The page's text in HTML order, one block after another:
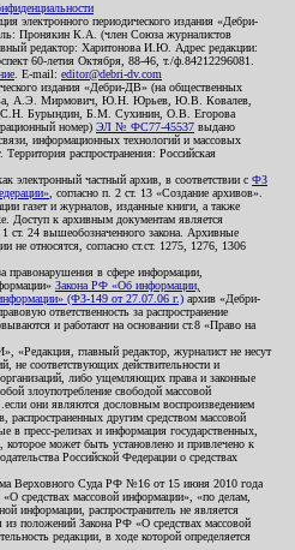
электронного периодического издания «Дебри-
Пронякин К.А. (член Союза журналистов
редактор: Харитонова И.Ю. Адрес редакции:
60-летия Октября, 88-46, т./ф.84212296081.
. E-mail: editor@debri-dv.com
издания «Дебри-ДВ» (на общественных
А.Э. Мирмович, Ю.Н. Юрьев, Ю.В. Ковалев,
Бурындин, Б.М. Сухинин, О.В. Егорова
номер) ЭЛ № ФС77-45537 выдано
информационных технологий и массовых
распространения: Российская
электронный частный архив, в соответствии с ФЗ
, согласно п. 2 ст. 13 «Создание архивов».
газет и журналов, изданные книги, а также
Доступ к архивным документам является
ст. 24 вышеобозначенного закона. Архивные
не относятся, согласно ст.ст. 1275, 1276, 1306
правонарушения в сфере информации,
Закона РФ «Об информации,
(ФЗ-149 от 27.07.06 г.) архив «Дебри-
ответственность за распространение
и работают на основании ст.8 «Право на
главный редактор, журналист не несут
не соответствующих действительности и
либо ущемляющих права и законные
злоупотребление свободой массовой
они являются дословным воспроизведением
распространенных другим средством массовой
в пресс-релизах и информация государственных,
может быть установлено и привлечено к
Российской Федерации о средствах
Верховного Суда РФ №16 от 15 июня 2010 года
средствах массовой информации», «по делам,
информации, распространитель не является
положений Закона РФ «О средствах массовой
редакции, в ходе которой определяется